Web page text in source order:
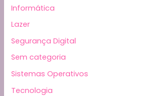
Informática
Lazer
Segurança Digital
Sem categoria
Sistemas Operativos
Tecnologia